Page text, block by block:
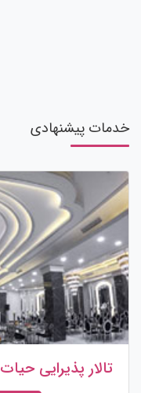
خدمات پیشنهادی
تالار پذیرایی حیات